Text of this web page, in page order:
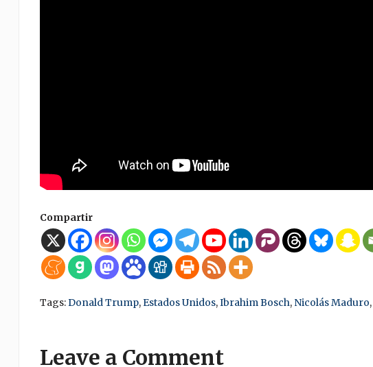
Compartir
Tags:Donald Trump,Estados Unidos,Ibrahim Bosch, Nicolás Maduro,
Leave a Comment